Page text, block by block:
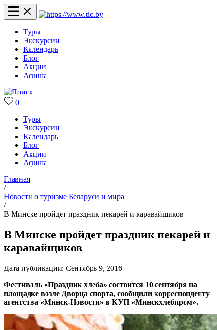
Туры
Экскурсии
Календарь
Блог
Акции
Афиша
0
Туры
Экскурсии
Календарь
Блог
Акции
Афиша
Главная
/
Новости о туризме Беларуси и мира
/
В Минске пройдет праздник пекарей и каравайщиков
В Минске пройдет праздник пекарей и
каравайщиков
Дата публикации: Сентябрь 9, 2016
Фестиваль «Праздник хлеба» состоится 10 сентября на
площадке возле Дворца спорта, сообщили корреспонденту
агентства «Минск-Новости» в КУП «Минскхлебпром».